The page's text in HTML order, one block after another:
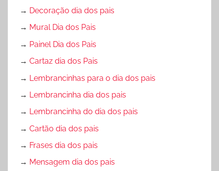
→ Decoração dia dos pais
→ Mural Dia dos Pais
→ Painel Dia dos Pais
→ Cartaz dia dos Pais
→ Lembrancinhas para o dia dos pais
→ Lembrancinha dia dos pais
→ Lembrancinha do dia dos pais
→ Cartão dia dos pais
→ Frases dia dos pais
→ Mensagem dia dos pais